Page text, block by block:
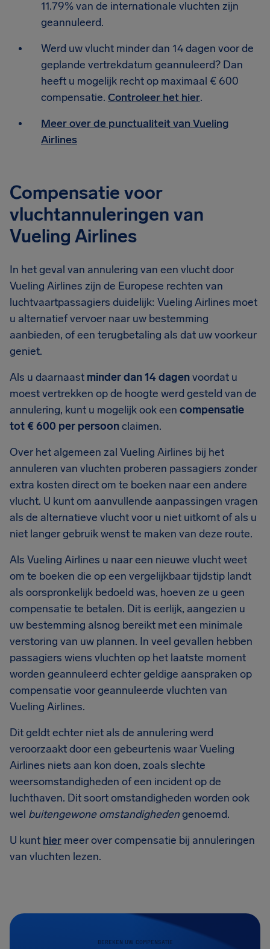
11.79% van de internationale vluchten zijn
geannuleerd.
Werd uw vlucht minder dan 14 dagen voor de
geplande vertrekdatum geannuleerd? Dan
heeft u mogelijk recht op maximaal € 600
compensatie. Controleer het hier.
Meer over de punctualiteit van Vueling
Airlines
Compensatie voor
vluchtannuleringen van
Vueling Airlines
In het geval van annulering van een vlucht door
Vueling Airlines zijn de Europese rechten van
luchtvaartpassagiers duidelijk: Vueling Airlines moet
u alternatief vervoer naar uw bestemming
aanbieden, of een terugbetaling als dat uw voorkeur
geniet.
Als u daarnaast minder dan 14 dagenvoordat u
moest vertrekken op de hoogte werd gesteld van de
annulering, kunt u mogelijk ook een compensatie
tot € 600 per persoonclaimen.
Over het algemeen zal Vueling Airlines bij het
annuleren van vluchten proberen passagiers zonder
extra kosten direct om te boeken naar een andere
vlucht. U kunt om aanvullende aanpassingen vragen
als de alternatieve vlucht voor u niet uitkomt of als u
niet langer gebruik wenst te maken van deze route.
Als Vueling Airlines u naar een nieuwe vlucht weet
om te boeken die op een vergelijkbaar tijdstip landt
als oorspronkelijk bedoeld was, hoeven ze u geen
compensatie te betalen. Dit is eerlijk, aangezien u
uw bestemming alsnog bereikt met een minimale
verstoring van uw plannen. In veel gevallen hebben
passagiers wiens vluchten op het laatste moment
worden geannuleerd echter geldige aanspraken op
compensatie voor geannuleerde vluchten van
Vueling Airlines.
Dit geldt echter niet als de annulering werd
veroorzaakt door een gebeurtenis waar Vueling
Airlines niets aan kon doen, zoals slechte
weersomstandigheden of een incident op de
luchthaven. Dit soort omstandigheden worden ook
wel buitengewone omstandighedengenoemd.
U kunt hier meer over compensatie bij annuleringen
van vluchten lezen.
BEREKEN UW COMPENSATIE